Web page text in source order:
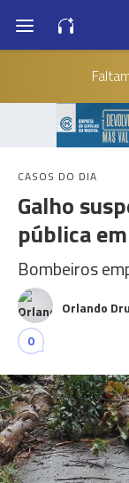
CASOS DO DIA
Galho
pública
Bombeiros
Orlando
0